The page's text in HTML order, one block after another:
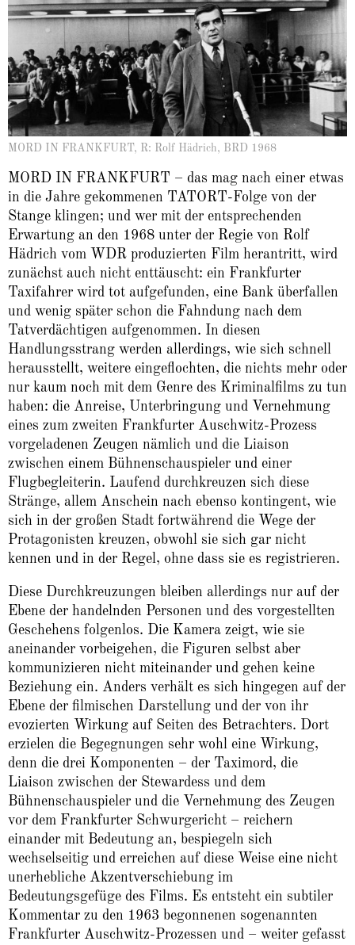
MORD IN FRANKFURT, R: Rolf Hädrich, BRD 1968
MORD IN FRANKFURT – das mag nach einer etwas
in die Jahre gekommenen TATORT-Folge von der
Stange klingen; und wer mit der entsprechenden
Erwartung an den 1968 unter der Regie von Rolf
Hädrich vom WDR produzierten Film herantritt, wird
zunächst auch nicht enttäuscht: ein Frankfurter
Taxifahrer wird tot aufgefunden, eine Bank überfallen
und wenig später schon die Fahndung nach dem
Tatverdächtigen aufgenommen. In diesen
Handlungsstrang werden allerdings, wie sich schnell
herausstellt, weitere eingeflochten, die nichts mehr oder
nur kaum noch mit dem Genre des Kriminalfilms zu tun
haben: die Anreise, Unterbringung und Vernehmung
eines zum zweiten Frankfurter Auschwitz-Prozess
vorgeladenen Zeugen nämlich und die Liaison
zwischen einem Bühnenschauspieler und einer
Flugbegleiterin. Laufend durchkreuzen sich diese
Stränge, allem Anschein nach ebenso kontingent, wie
sich in der großen Stadt fortwährend die Wege der
Protagonisten kreuzen, obwohl sie sich gar nicht
kennen und in der Regel, ohne dass sie es registrieren.
Diese Durchkreuzungen bleiben allerdings nur auf der
Ebene der handelnden Personen und des vorgestellten
Geschehens folgenlos. Die Kamera zeigt, wie sie
aneinander vorbeigehen, die Figuren selbst aber
kommunizieren nicht miteinander und gehen keine
Beziehung ein. Anders verhält es sich hingegen auf der
Ebene der filmischen Darstellung und der von ihr
evozierten Wirkung auf Seiten des Betrachters. Dort
erzielen die Begegnungen sehr wohl eine Wirkung,
denn die drei Komponenten – der Taximord, die
Liaison zwischen der Stewardess und dem
Bühnenschauspieler und die Vernehmung des Zeugen
vor dem Frankfurter Schwurgericht – reichern
einander mit Bedeutung an, bespiegeln sich
wechselseitig und erreichen auf diese Weise eine nicht
unerhebliche Akzentverschiebung im
Bedeutungsgefüge des Films. Es entsteht ein subtiler
Kommentar zu den 1963 begonnenen sogenannten
Frankfurter Auschwitz-Prozessen und – weiter gefasst